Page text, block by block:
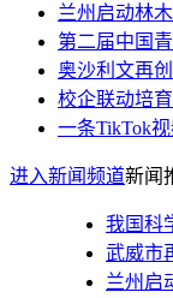
兰州启动林
第二届中国
奥沙利文再
校企联动培
一条TikTok
进入新闻频道新闻
我国科
武威市
兰州启